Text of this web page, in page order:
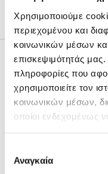
Χρησιμοποιούμε
περιεχομένου και
κοινωνικών μέσων
επισκεψιμότητάς
πληροφορίες που
χρησιμοποιείτε τον
κοινωνικών μέσων,
οποίοι ενδεχομένως
των υπηρεσιών τους.
συγκατάθεσης
Αναγκαία
Σχετικά Άρθρα
του καφέ από το